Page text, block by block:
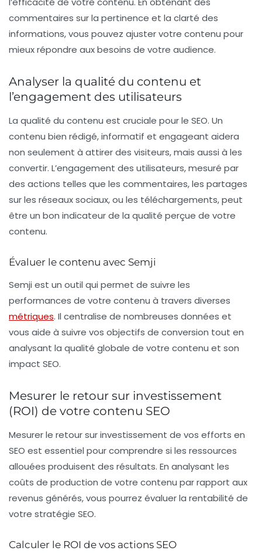
commentaires sur la pertinence et la clarté des
informations, vous pouvez ajuster votre contenu pour
mieux répondre aux besoins de votre audience.
Analyser la qualité du contenu et
l’engagement des utilisateurs
La qualité du contenu est cruciale pour le SEO. Un
contenu bien rédigé, informatif et engageant aidera
non seulement à attirer des visiteurs, mais aussi à les
convertir. L’engagement des utilisateurs, mesuré par
des actions telles que les commentaires, les partages
sur les réseaux sociaux, ou les téléchargements, peut
être un bon indicateur de la qualité perçue de votre
contenu.
Évaluer le contenu avec Semji
Semji est un outil qui permet de suivre les
performances de votre contenu à travers diverses
métriques. Il centralise de nombreuses données et
vous aide à suivre vos objectifs de conversion tout en
analysant la qualité globale de votre contenu et son
impact SEO.
Mesurer le retour sur investissement
(ROI) de votre contenu SEO
Mesurer le retour sur investissement de vos efforts en
SEO est essentiel pour comprendre si les ressources
allouées produisent des résultats. En analysant les
coûts de production de votre contenu par rapport aux
revenus générés, vous pourrez évaluer la rentabilité de
votre stratégie SEO.
Calculer le ROI de vos actions SEO